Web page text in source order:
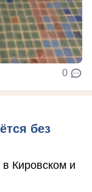
0
без
Кировском и